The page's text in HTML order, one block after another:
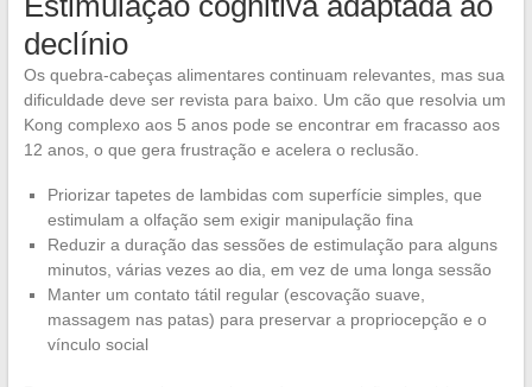
declínio
Os quebra-cabeças alimentares continuam relevantes, mas sua
dificuldade deve ser revista para baixo. Um cão que resolvia um
Kong complexo aos 5 anos pode se encontrar em fracasso aos
12 anos, o que gera frustração e acelera o reclusão.
Priorizar tapetes de lambidas com superfície simples, que
estimulam a olfação sem exigir manipulação fina
Reduzir a duração das sessões de estimulação para alguns
minutos, várias vezes ao dia, em vez de uma longa sessão
Manter um contato tátil regular (escovação suave,
massagem nas patas) para preservar a propriocepção e o
vínculo social